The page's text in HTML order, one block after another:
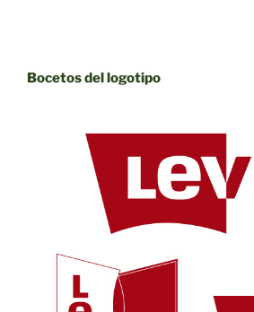
Bocetos del logotipo